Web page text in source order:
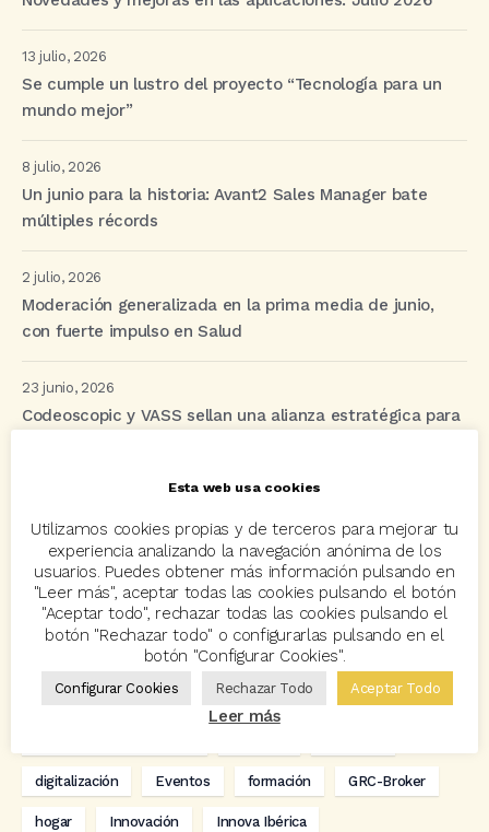
13 julio, 2026
Se cumple un lustro del proyecto “Tecnología para un
mundo mejor”
8 julio, 2026
Un junio para la historia: Avant2 Sales Manager bate
múltiples récords
2 julio, 2026
Moderación generalizada en la prima media de junio,
con fuerte impulso en Salud
23 junio, 2026
Codeoscopic y VASS sellan una alianza estratégica para
Etiquetas
acuerdo Acuerdos Allianz asisa autos
Avant2 Sales Manager ayudas
Carlos Rovira Codeoscopic Academy
digitalización Eventos formación GRC-Broker
hogar Innovación Innova Ibérica
Esta web usa cookies
Utilizamos cookies propias y de terceros para mejorar tu
experiencia analizando la navegación anónima de los
usuarios. Puedes obtener más información pulsando en
"Leer más", aceptar todas las cookies pulsando el botón
"Aceptar todo", rechazar todas las cookies pulsando el
botón "Rechazar todo" o configurarlas pulsando en el
botón "Configurar Cookies".
Configurar Cookies Rechazar Todo Aceptar Todo
Leer más